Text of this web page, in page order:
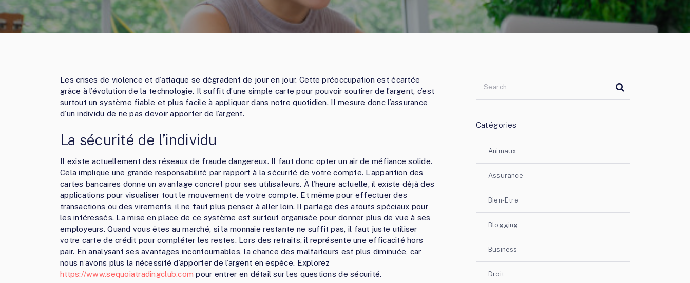
Les crises de violence et d’attaque se dégradent de jour en jour. Cette préoccupation est écartée
grâce à l’évolution de la technologie. Il suffit d’une simple carte pour pouvoir soutirer de l’argent, c’est
surtout un système fiable et plus facile à appliquer dans notre quotidien. Il mesure donc l’assurance
d’un individu de ne pas devoir apporter de l’argent.
La sécurité de l’individu
Il existe actuellement des réseaux de fraude dangereux. Il faut donc opter un air de méfiance solide.
Cela implique une grande responsabilité par rapport à la sécurité de votre compte. L’apparition des
cartes bancaires donne un avantage concret pour ses utilisateurs. À l’heure actuelle, il existe déjà des
applications pour visualiser tout le mouvement de votre compte. Et même pour effectuer des
transactions ou des virements, il ne faut plus penser à aller loin. Il partage des atouts spéciaux pour
les intéressés. La mise en place de ce système est surtout organisée pour donner plus de vue à ses
employeurs. Quand vous êtes au marché, si la monnaie restante ne suffit pas, il faut juste utiliser
votre carte de crédit pour compléter les restes. Lors des retraits, il représente une efficacité hors
pair. En analysant ses avantages incontournables, la chance des malfaiteurs est plus diminuée, car
nous n’avons plus la nécessité d’apporter de l’argent en espèce. Explorez
https://www.sequoiatradingclub.com pour entrer en détail sur les questions de sécurité.
Catégories
Animaux
Assurance
Bien-Etre
Blogging
Business
Droit